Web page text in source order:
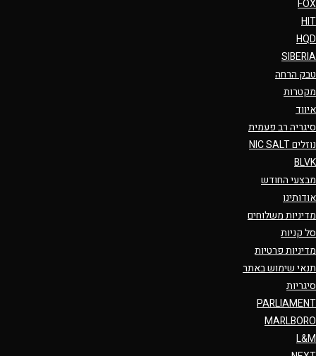
FOX
HIT
HQD
SIBERIA
טבק הרחה
מקטרות
איווד
סיגריה רב פעמית
נוזלים NIC SALT
BLVK
מבצעי החודש
אודותינו
מדיניות משלוחים
סל קניות
מדיניות פרטיות
תנאי שימוש באתר
סיגריות
PARLIAMENT
MARLBORO
L&M